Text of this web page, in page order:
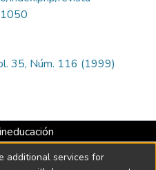
35, Núm. 116 (1999)
Institucional hasta 2026 -
2158 de 2018
additional services for